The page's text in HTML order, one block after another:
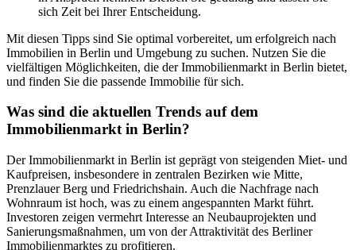
sich Zeit bei Ihrer Entscheidung.
Mit diesen Tipps sind Sie optimal vorbereitet, um erfolgreich nach
Immobilien in Berlin und Umgebung zu suchen. Nutzen Sie die
vielfältigen Möglichkeiten, die der Immobilienmarkt in Berlin bietet,
und finden Sie die passende Immobilie für sich.
Was sind die aktuellen Trends auf dem
Immobilienmarkt in Berlin?
Der Immobilienmarkt in Berlin ist geprägt von steigenden Miet- und
Kaufpreisen, insbesondere in zentralen Bezirken wie Mitte,
Prenzlauer Berg und Friedrichshain. Auch die Nachfrage nach
Wohnraum ist hoch, was zu einem angespannten Markt führt.
Investoren zeigen vermehrt Interesse an Neubauprojekten und
Sanierungsmaßnahmen, um von der Attraktivität des Berliner
Immobilienmarktes zu profitieren.